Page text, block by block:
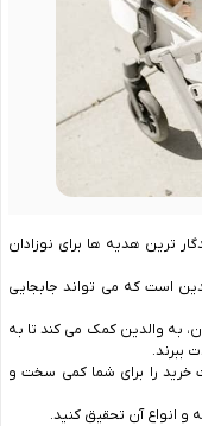
ترین هدیه ها برای نوزادان
است که می تواند جابجایی
به والدین کمک می‌ کند تا به
ببرند.
خرید را برای شما کمی سخت و
و انواع آن تحقیق کنید.